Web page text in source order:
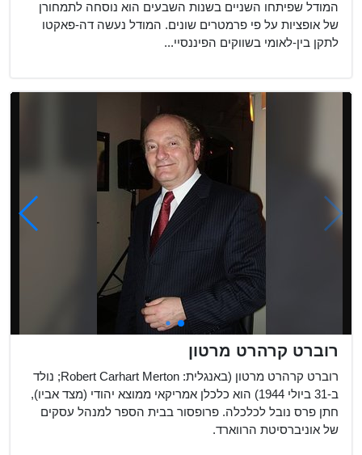
המודל שפיתחו השניים בשנות השבעים הוא נוסחה לתמחורן
של אופציות על פי פרמטרים שונים. המודל נעשה דה-פאקטו
לתקן בין-לאומי בשווקים הפיננסיי...
רוברט קרהרט מרטון
רוברט קרהרט מרטון (באנגלית: Robert Carhart Merton; נולד
ב-31 ביולי 1944) הוא כלכלן אמריקאי ממוצא יהודי (מצד אביו),
חתן פרס נובל לכלכלה. פרופסור בבית הספר למנהל עסקים
של אוניברסיטת הרווארד.